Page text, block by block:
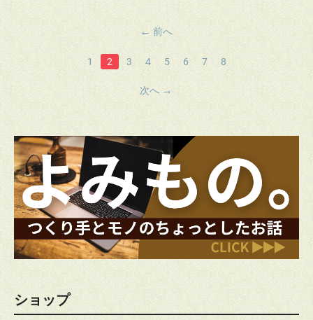
前へ
1 2 3 4 5 6 7 8
次へ
ショップ